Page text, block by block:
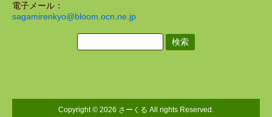
電子メール：
sagamirenkyo@bloom.ocn.ne.jp
検
索:
Copyright © 2026 さーくる All rights Reserved.